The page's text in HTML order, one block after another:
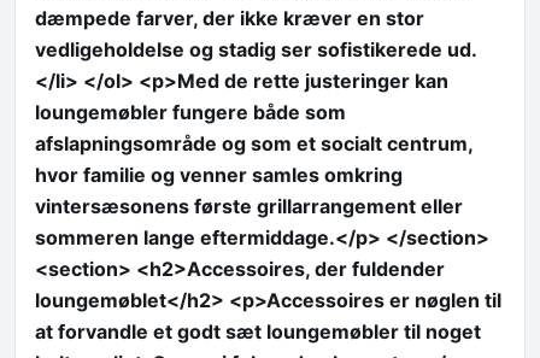
dæmpede farver, der ikke kræver en stor
vedligeholdelse og stadig ser sofistikerede ud.
</li> </ol> <p>Med de rette justeringer kan
loungemøbler fungere både som
afslapningsområde og som et socialt centrum,
hvor familie og venner samles omkring
vintersæsonens første grillarrangement eller
sommeren lange eftermiddage.</p> </section>
<section> <h2>Accessoires, der fuldender
loungemøblet</h2> <p>Accessoires er nøglen til
at forvandle et godt sæt loungemøbler til noget